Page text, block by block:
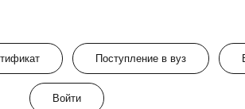
Поступление в вуз
Войти